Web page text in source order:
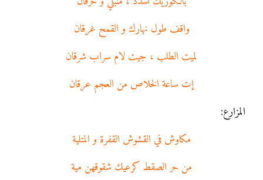
واقف طول نهارك و القمح غرقان
لميت الطلب ، جيت لام سراب شرقان
إت ساعة الخلاص من العجم عرقان
المزارع:
مكاوش في القشوش القفرة و المتلية
من حر الصقط كرعيك شقوقهن مية